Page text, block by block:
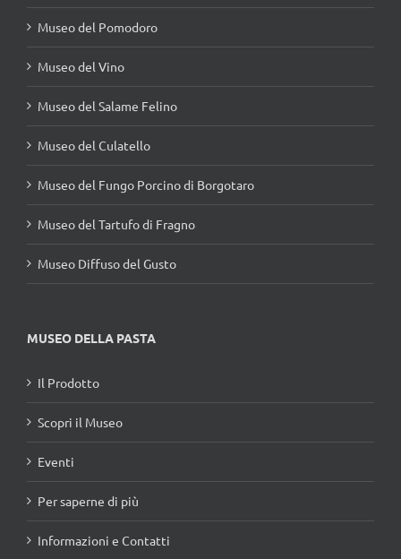
Museo del Pomodoro
Museo del Vino
Museo del Salame Felino
Museo del Culatello
Museo del Fungo Porcino di Borgotaro
Museo del Tartufo di Fragno
Museo Diffuso del Gusto
MUSEO DELLA PASTA
Il Prodotto
Scopri il Museo
Eventi
Per saperne di più
Informazioni e Contatti